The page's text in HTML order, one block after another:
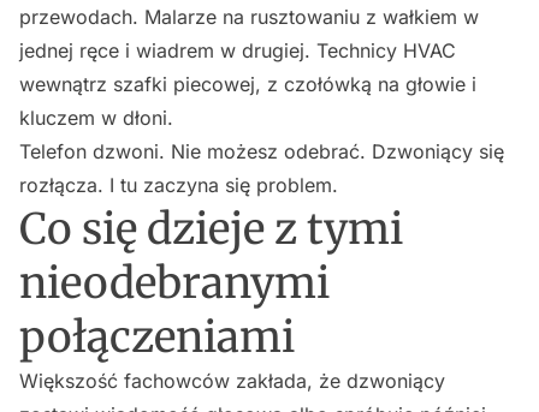
przewodach. Malarze na rusztowaniu z wałkiem w
jednej ręce i wiadrem w drugiej. Technicy HVAC
wewnątrz szafki piecowej, z czołówką na głowie i
kluczem w dłoni.
Telefon dzwoni. Nie możesz odebrać. Dzwoniący się
rozłącza. I tu zaczyna się problem.
Co się dzieje z tymi
nieodebranymi
połączeniami
Większość fachowców zakłada, że dzwoniący